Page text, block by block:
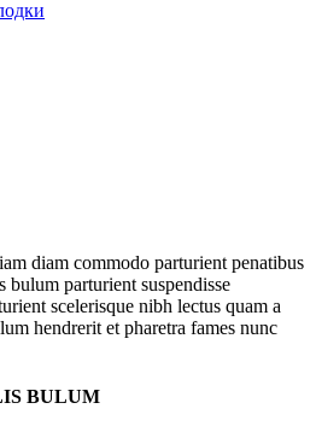
diam commodo parturient penatibus
parturient suspendisse
scelerisque nibh lectus quam a
hendrerit et pharetra fames nunc
BULUM